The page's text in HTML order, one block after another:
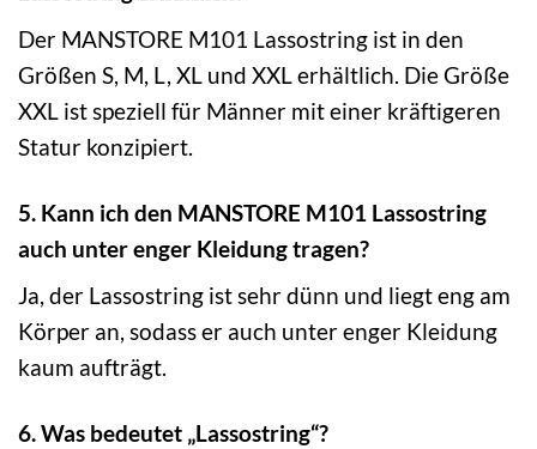
Der MANSTORE M101 Lassostring ist in den
Größen S, M, L, XL und XXL erhältlich. Die Größe
XXL ist speziell für Männer mit einer kräftigeren
Statur konzipiert.
5. Kann ich den MANSTORE M101 Lassostring
auch unter enger Kleidung tragen?
Ja, der Lassostring ist sehr dünn und liegt eng am
Körper an, sodass er auch unter enger Kleidung
kaum aufträgt.
6. Was bedeutet „Lassostring“?